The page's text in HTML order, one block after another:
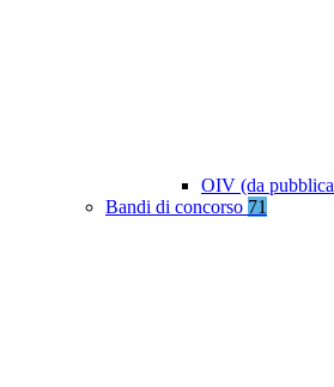
OIV (da
Bandi di concorso 71